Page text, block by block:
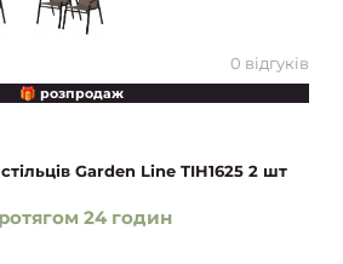
0 відгуків
🎁 розпродаж
Garden Line TIH1625 2 шт
24 годин